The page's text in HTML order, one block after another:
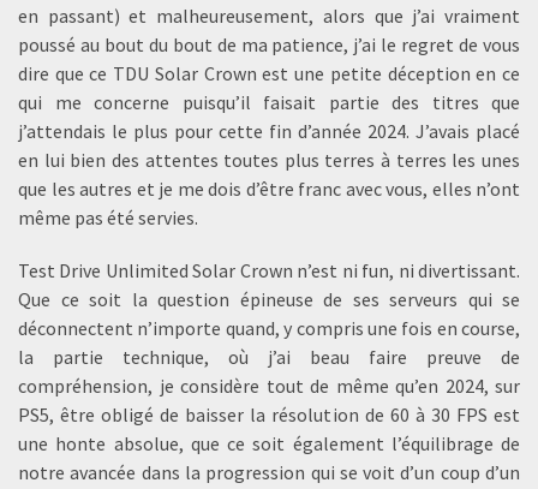
en passant) et malheureusement, alors que j’ai vraiment
poussé au bout du bout de ma patience, j’ai le regret de vous
dire que ce TDU Solar Crown est une petite déception en ce
qui me concerne puisqu’il faisait partie des titres que
j’attendais le plus pour cette fin d’année 2024. J’avais placé
en lui bien des attentes toutes plus terres à terres les unes
que les autres et je me dois d’être franc avec vous, elles n’ont
même pas été servies.
Test Drive Unlimited Solar Crown n’est ni fun, ni divertissant.
Que ce soit la question épineuse de ses serveurs qui se
déconnectent n’importe quand, y compris une fois en course,
la partie technique, où j’ai beau faire preuve de
compréhension, je considère tout de même qu’en 2024, sur
PS5, être obligé de baisser la résolution de 60 à 30 FPS est
une honte absolue, que ce soit également l’équilibrage de
notre avancée dans la progression qui se voit d’un coup d’un